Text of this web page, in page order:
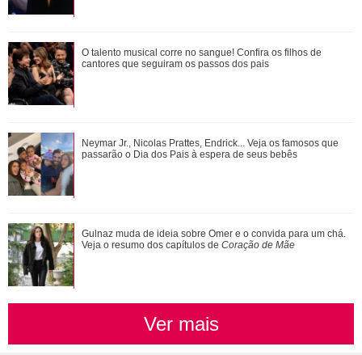
Ariana Grande faz desabafo em show sobre decisão de
pausar a carreira: Não foi uma reação...
Gillian Anderson, David Duchovny, Annabeth Gish... Saiba
como estão os atores de Arquivo X h...
Novelas, filmes e série... Relembre os papéis marcantes da
carreira de Bruna Marquezine
O talento musical corre no sangue! Confira os filhos de
cantores que seguiram os passos dos pais
Neymar Jr., Nicolas Prattes, Endrick... Veja os famosos que
passarão o Dia dos Pais à espera de seus bebês
Gulnaz muda de ideia sobre Omer e o convida para um chá.
Veja o resumo dos capítulos de Coração de Mãe
Ver mais